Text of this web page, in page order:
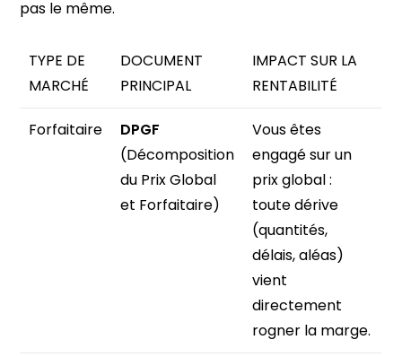
pas le même.
TYPE DE
MARCHÉ
DOCUMENT
PRINCIPAL
IMPACT SUR LA
RENTABILITÉ
Forfaitaire
DPGF
(Décomposition
du Prix Global
et Forfaitaire)
Vous êtes
engagé sur un
prix global :
toute dérive
(quantités,
délais, aléas)
vient
directement
rogner la marge.